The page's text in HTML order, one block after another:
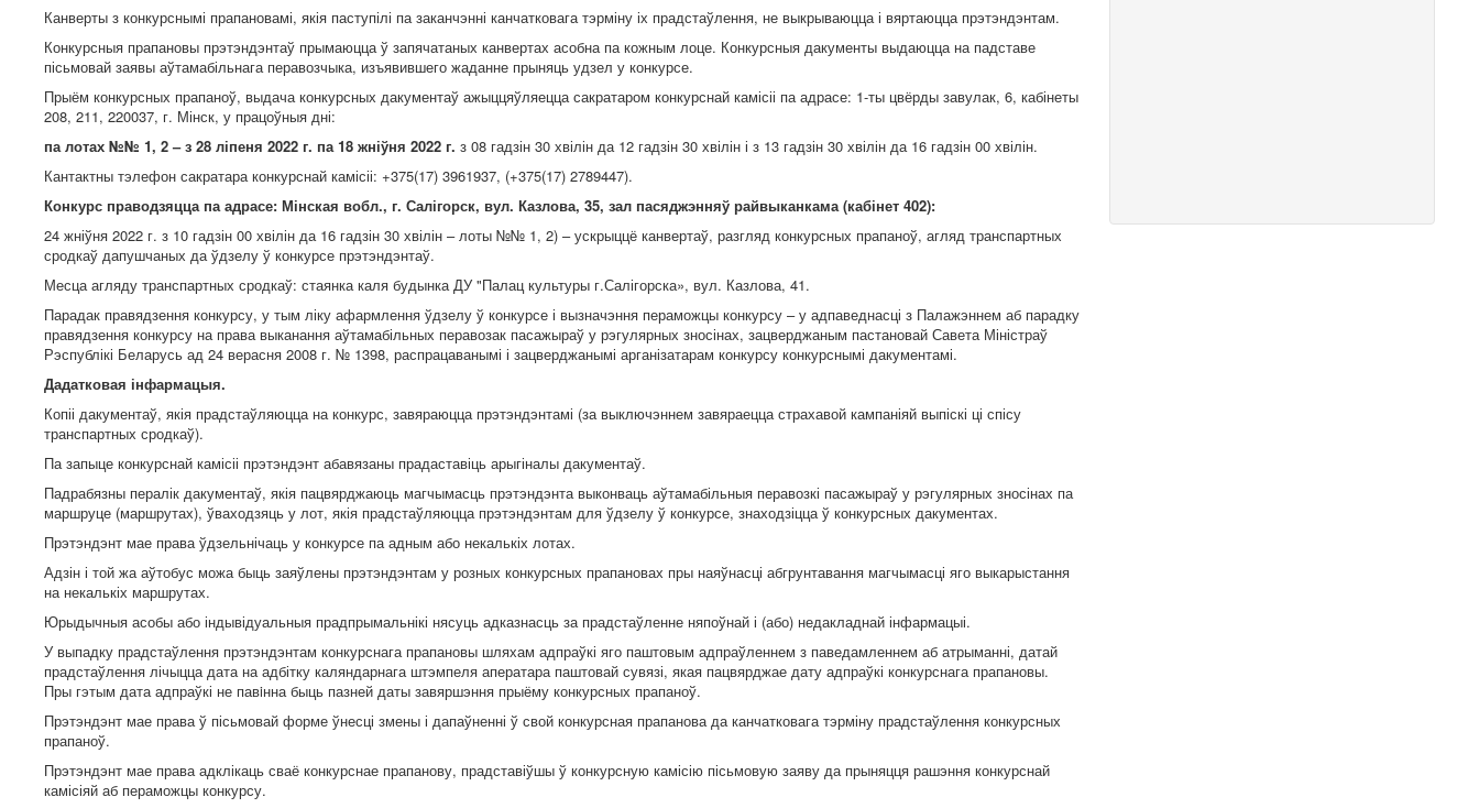
Канверты з конкурснымі прапановамі, якія паступілі па заканчэнні канчатковага тэрміну іх прадстаўлення, не выкрываюцца і вяртаюцца прэтэндэнтам.
Конкурсныя прапановы прэтэндэнтаў прымаюцца ў запячатаных канвертах асобна па кожным лоце. Конкурсныя дакументы выдаюцца на падставе
пісьмовай заявы аўтамабільнага перавозчыка, изъявившего жаданне прыняць удзел у конкурсе.
Прыём конкурсных прапаноў, выдача конкурсных дакументаў ажыццяўляецца сакратаром конкурснай камісіі па адрасе: 1-ты цвёрды завулак, 6, кабінеты
208, 211, 220037, г. Мінск, у працоўныя дні:
па лотах №№ 1, 2 – з 28 ліпеня 2022 г. па 18 жніўня 2022 г. з 08 гадзін 30 хвілін да 12 гадзін 30 хвілін і з 13 гадзін 30 хвілін да 16 гадзін 00 хвілін.
Кантактны тэлефон сакратара конкурснай камісіі: +375(17) 3961937, (+375(17) 2789447).
Конкурс праводзяцца па адрасе: Мінская вобл., г. Салігорск, вул. Казлова, 35, зал пасяджэнняў райвыканкама (кабінет 402):
24 жніўня 2022 г. з 10 гадзін 00 хвілін да 16 гадзін 30 хвілін – лоты №№ 1, 2) – ускрыццё канвертаў, разгляд конкурсных прапаноў, агляд транспартных
сродкаў дапушчаных да ўдзелу ў конкурсе прэтэндэнтаў.
Месца агляду транспартных сродкаў: стаянка каля будынка ДУ "Палац культуры г.Салігорска», вул. Казлова, 41.
Парадак правядзення конкурсу, у тым ліку афармлення ўдзелу ў конкурсе і вызначэння пераможцы конкурсу – у адпаведнасці з Палажэннем аб парадку
правядзення конкурсу на права выканання аўтамабільных перавозак пасажыраў у рэгулярных зносінах, зацверджаным пастановай Савета Міністраў
Рэспублікі Беларусь ад 24 верасня 2008 г. № 1398, распрацаванымі і зацверджанымі арганізатарам конкурсу конкурснымі дакументамі.
Дадатковая інфармацыя.
Копіі дакументаў, якія прадстаўляюцца на конкурс, завяраюцца прэтэндэнтамі (за выключэннем завяраецца страхавой кампаніяй выпіскі ці спісу
транспартных сродкаў).
Па запыце конкурснай камісіі прэтэндэнт абавязаны прадаставіць арыгіналы дакументаў.
Падрабязны пералік дакументаў, якія пацвярджаюць магчымасць прэтэндэнта выконваць аўтамабільныя перавозкі пасажыраў у рэгулярных зносінах па
маршруце (маршрутах), ўваходзяць у лот, якія прадстаўляюцца прэтэндэнтам для ўдзелу ў конкурсе, знаходзіцца ў конкурсных дакументах.
Прэтэндэнт мае права ўдзельнічаць у конкурсе па адным або некалькіх лотах.
Адзін і той жа аўтобус можа быць заяўлены прэтэндэнтам у розных конкурсных прапановах пры наяўнасці абгрунтавання магчымасці яго выкарыстання
на некалькіх маршрутах.
Юрыдычныя асобы або індывідуальныя прадпрымальнікі нясуць адказнасць за прадстаўленне няпоўнай і (або) недакладнай інфармацыі.
У выпадку прадстаўлення прэтэндэнтам конкурснага прапановы шляхам адпраўкі яго паштовым адпраўленнем з паведамленнем аб атрыманні, датай
прадстаўлення лічыцца дата на адбітку каляндарнага штэмпеля аператара паштовай сувязі, якая пацвярджае дату адпраўкі конкурснага прапановы.
Пры гэтым дата адпраўкі не павiнна быць пазней даты завяршэння прыёму конкурсных прапаноў.
Прэтэндэнт мае права ў пісьмовай форме ўнесці змены і дапаўненні ў свой конкурсная прапанова да канчатковага тэрміну прадстаўлення конкурсных
прапаноў.
Прэтэндэнт мае права адклікаць сваё конкурснае прапанову, прадставіўшы ў конкурсную камісію пісьмовую заяву да прыняцця рашэння конкурснай
камісіяй аб пераможцы конкурсу.